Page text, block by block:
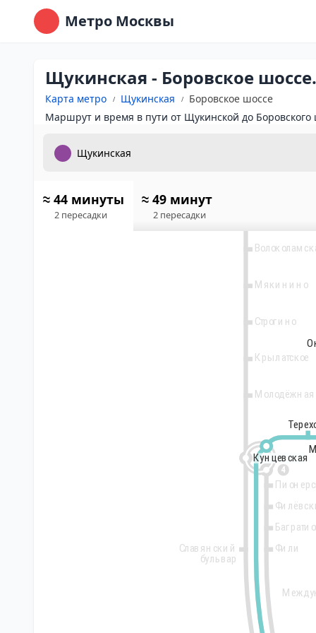
Метро Москвы
Щукинская - Боровское
Карта метро Щукинская
Боровское шоссе
Маршрут и время в пути от Щукинской до Боровского
≈ 44 минуты
2 пересадки
≈ 49 минут
2 пересадки
4
Мякинино
Строгино
Крылатское
Молодёжная
Кунцевская
Фили
Славянский
бульвар
Кунцевская